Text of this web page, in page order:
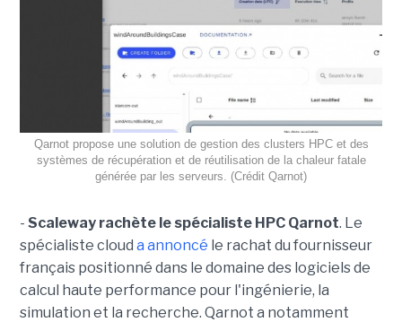
Qarnot propose une solution de gestion des clusters HPC et des
systèmes de récupération et de réutilisation de la chaleur fatale
générée par les serveurs. (Crédit Qarnot)
- Scaleway rachète le spécialiste HPC Qarnot. Le
spécialiste cloud a annoncé le rachat du fournisseur
français positionné dans le domaine des logiciels de
calcul haute performance pour l'ingénierie, la
simulation et la recherche. Qarnot a notamment